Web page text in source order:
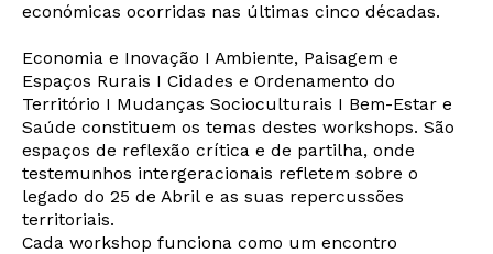
económicas ocorridas nas últimas cinco décadas.
Economia e Inovação I Ambiente, Paisagem e
Espaços Rurais I Cidades e Ordenamento do
Território I Mudanças Socioculturais I Bem-Estar e
Saúde constituem os temas destes workshops. São
espaços de reflexão crítica e de partilha, onde
testemunhos intergeracionais refletem sobre o
legado do 25 de Abril e as suas repercussões
territoriais.
Cada workshop funciona como um encontro